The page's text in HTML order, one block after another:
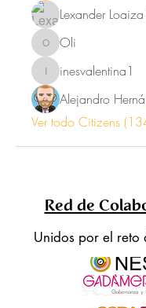
Oli Oli
inesvalentina1
inesvalentina1
Ver todo Citizens
Red de
Unidos por el reto